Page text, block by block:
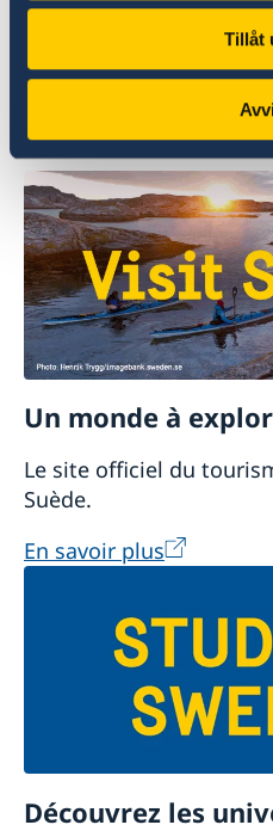
Tillåt
Signalez une plainte
des Affaires étrangères
Signalez un soupçon de
irrégularités (en
Un monde à
Le site officiel du
Suède.
En savoir plus
Découvrez les